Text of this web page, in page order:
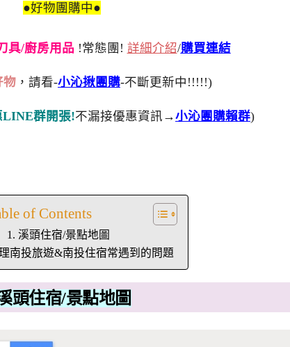
●好物團購中●
具/廚房用品 !常態團! 詳細介紹/購買連結
物 ，請看-小沁揪團購-不斷更新中!!!!!)
LINE群開張!不漏接優惠資訊→小沁團購賴群)
of Contents
溪頭住宿/景點地圖
南投旅遊&南投住宿常遇到的問題
頭住宿/景點地圖